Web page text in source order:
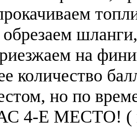
на
количество
но по
4-Е МЕСТО! (